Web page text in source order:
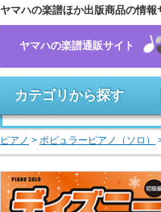
ヤマハの楽譜ほか出版商品の情報
ヤマハの楽譜通販サイト
カテゴリから探す
ピアノ > ポピュラーピアノ（ソロ）